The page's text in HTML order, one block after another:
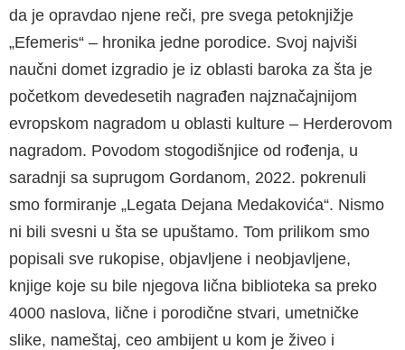
da je opravdao njene reči, pre svega petoknjižje
„Efemeris“ – hronika jedne porodice. Svoj najviši
naučni domet izgradio je iz oblasti baroka za šta je
početkom devedesetih nagrađen najznačajnijom
evropskom nagradom u oblasti kulture – Herderovom
nagradom. Povodom stogodišnjice od rođenja, u
saradnji sa suprugom Gordanom, 2022. pokrenuli
smo formiranje „Legata Dejana Medakovića“. Nismo
ni bili svesni u šta se upuštamo. Tom prilikom smo
popisali sve rukopise, objavljene i neobjavljene,
knjige koje su bile njegova lična biblioteka sa preko
4000 naslova, lične i porodične stvari, umetničke
slike, nameštaj, ceo ambijent u kom je živeo i